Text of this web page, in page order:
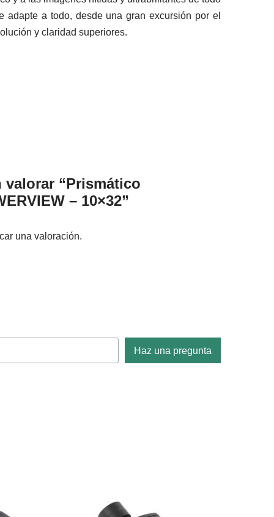
adapte a todo, desde una gran excursión por el
y claridad superiores.
valorar “Prismático
– 10×32”
una valoración.
Haz una pregunta